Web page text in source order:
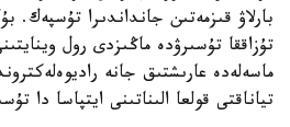
بارلاۋ قىزمەتىن جانداندىرا
تۇزاققا تۇسىرۋدە ماڭىزدى رول
ماسەلەدە عارىشتىق جانە
تياناقتى قولعا الىناتىنى ايتپاسا دا